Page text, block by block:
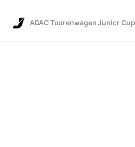
ADAC Tourenwagen Junior Cup